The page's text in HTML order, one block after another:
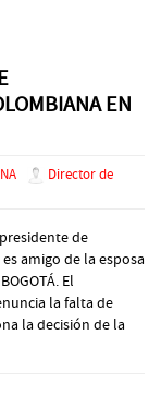
EN
Director de
de
amigo de la esposa
El
la falta de
la decisión de la